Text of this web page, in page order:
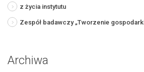
z życia instytutu
Zespół badawczy „Tworzenie
Archiwa